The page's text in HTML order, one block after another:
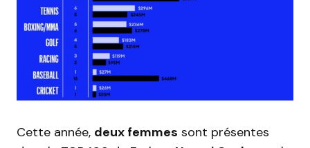
Cette année, deux femmes sont présentes